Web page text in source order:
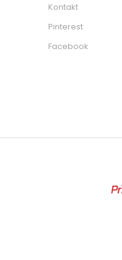
Kontakt
Pinterest
Facebook